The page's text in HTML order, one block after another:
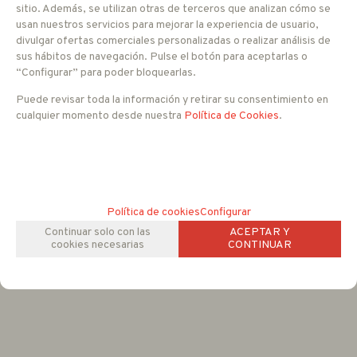
2.395 EUR
Con impuestos tendría un IVA del 21 %
CCTV IP
Motorizadas FULL HD IP
sitio. Además, se utilizan otras de terceros que analizan cómo se
usan nuestros servicios para mejorar la experiencia de usuario,
divulgar ofertas comerciales personalizadas o realizar análisis de
sus hábitos de navegación. Pulse el botón para aceptarlas o
“Configurar” para poder bloquearlas.
Puede revisar toda la información y retirar su consentimiento en
cualquier momento desde nuestra Política de Cookies.
Política de cookiesConfigurar
Continuar solo con las
cookies necesarias
ACEPTAR Y
CONTINUAR